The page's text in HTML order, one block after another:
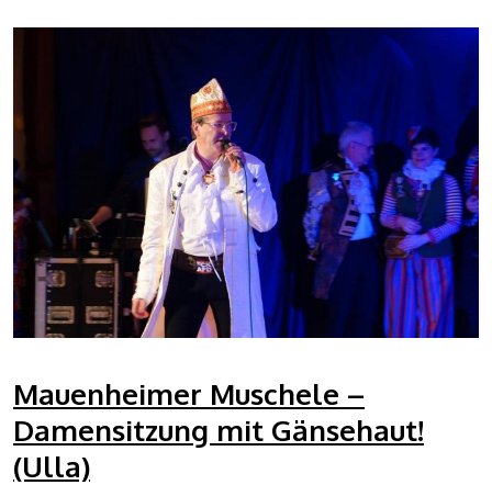
Mauenheimer Muschele –
Damensitzung mit Gänsehaut!
(Ulla)